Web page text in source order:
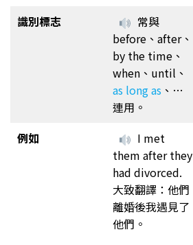
識別標志
常與
before、after、
by the time、
when、until、
as long as 、…
連用。
例如
I met
them after they
had divorced.
大致翻譯：他們
離婚後我遇見了
他們。